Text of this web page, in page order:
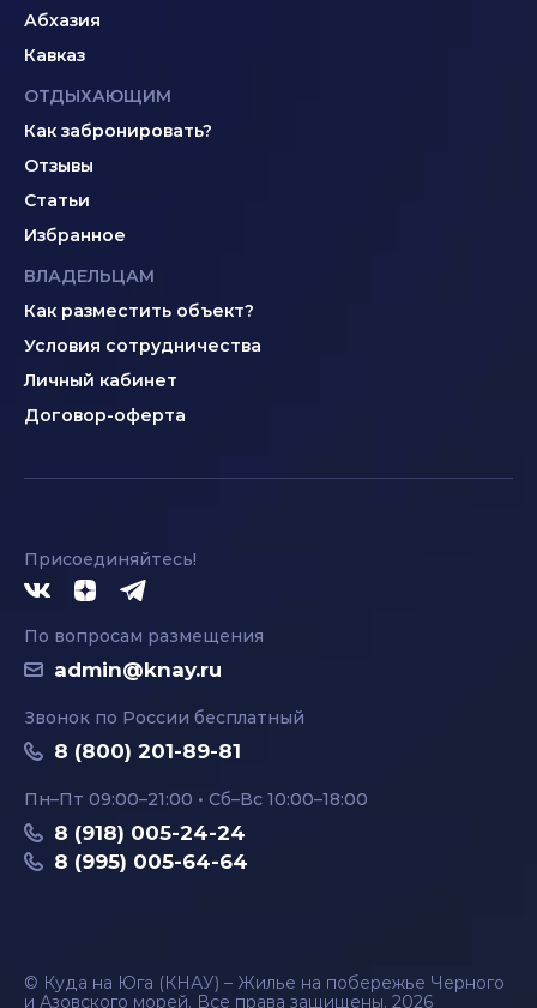
Абхазия
Кавказ
ОТДЫХАЮЩИМ
Как забронировать?
Отзывы
Статьи
Избранное
ВЛАДЕЛЬЦАМ
Как разместить объект?
Условия сотрудничества
Личный кабинет
Договор-оферта
Присоединяйтесь!
По вопросам размещения
admin@knay.ru
Звонок по России бесплатный
8 (800) 201-89-81
Пн–Пт 09:00–21:00 • Сб–Вс 10:00–18:00
8 (918) 005-24-24
8 (995) 005-64-64
© Куда на Юга (КНАУ) – Жилье на побережье Черного
и Азовского морей. Все права защищены, 2026